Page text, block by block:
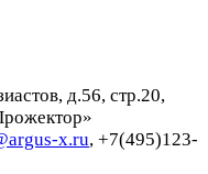
д.56, стр.20,
x.ru, +7(495)123-